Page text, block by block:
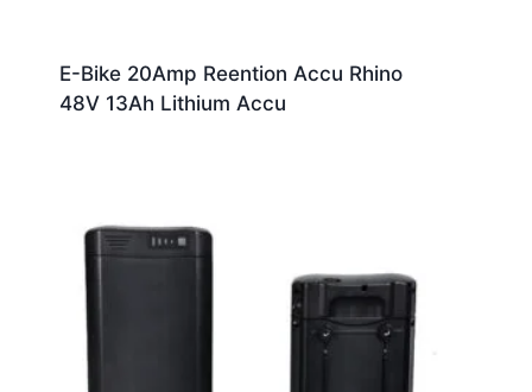
E-Bike 20Amp Reention Accu Rhino
48V 13Ah Lithium Accu